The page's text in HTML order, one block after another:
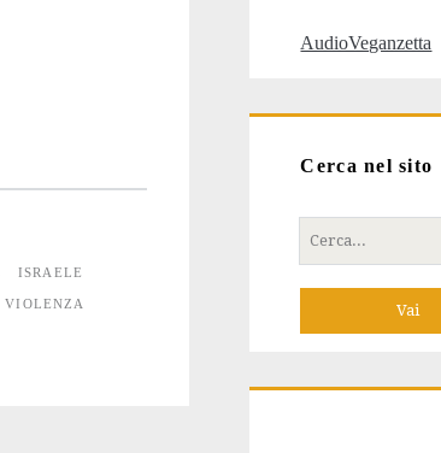
ISRAELE
VIOLENZA
AudioVeganzetta
Cerca nel sito
Cerca
per: